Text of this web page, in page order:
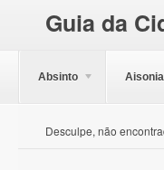
Guia da
Absinto Aisonia
Desculpe, não